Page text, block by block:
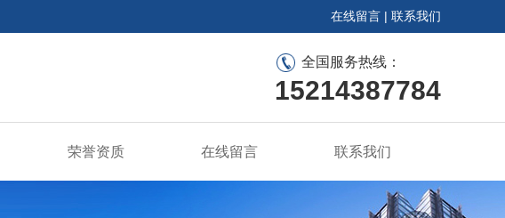
在线留言 | 联系我们
全国服务热线：
15214387784
荣誉资质 在线留言 联系我们